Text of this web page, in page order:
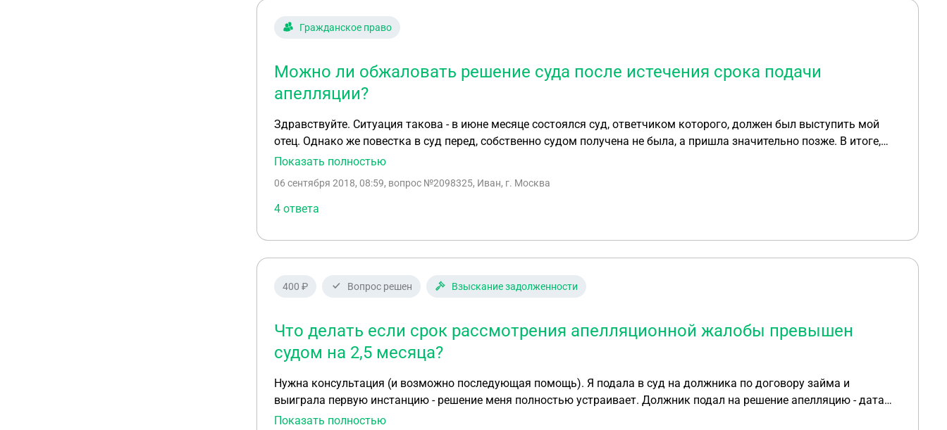
Гражданское право
Можно ли обжаловать решение суда после истечения срока подачи
апелляции?
Здравствуйте. Ситуация такова - в июне месяце состоялся суд, ответчиком которого, должен был выступить мой
отец. Однако же повестка в суд перед, собственно судом получена не была, а пришла значительно позже. В итоге,
суд вынес решения без присутствия отца. О решении суда, и вообще о том, что он состоялся, стало известно
Вопрос - возможно ли как-то обжаловать это решение суда? Ведь ответчик в этом случае даже не был уведомлен о
суде.
Показать полностью
06 сентября 2018, 08:59, вопрос №2098325, Иван, г. Москва
4 ответа
400 ₽ Вопрос решен Взыскание задолженности
Что делать если срок рассмотрения апелляционной жалобы превышен
судом на 2,5 месяца?
Нужна консультация (и возможно последующая помощь). Я подала в суд на должника по договору займа и
выиграла первую инстанцию - решение меня полностью устраивает. Должник подал на решение апелляцию - дата
подачи 17.05.2018. В связи с чем пока апелляция не рассмотрена и окончательного решения нет, я не могу
Показать полностью